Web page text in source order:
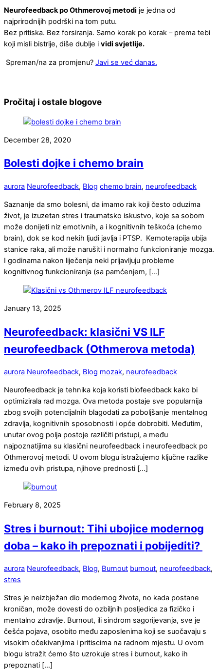
Neurofeedback po Othmerovoj metodi je jedna od
najprirodnijih podrški na tom putu.
Bez pritiska. Bez forsiranja. Samo korak po korak – prema tebi
koji misli bistrije, diše dublje i vidi svjetlije.
Spreman/na za promjenu? Javi se već danas.
Pročitaj i ostale blogove
December 28, 2020
Bolesti dojke i chemo brain
aurora Neurofeedback, Blog chemo brain, neurofeedback
Saznanje da smo bolesni, da imamo rak koji često oduzima
život, je izuzetan stres i traumatsko iskustvo, koje sa sobom
može donijeti niz emotivnih, a i kognitivnih teškoća (chemo
brain), dok se kod nekih ljudi javlja i PTSP. Kemoterapija ubija
stanice raka, ali može narušiti i normalno funkcioniranje mozga.
I godinama nakon liječenja neki prijavljuju probleme
kognitivnog funkcioniranja (sa pamćenjem, […]
January 13, 2025
Neurofeedback: klasični VS ILF
neurofeedback (Othmerova metoda)
aurora Neurofeedback, Blog mozak, neurofeedback
Neurofeedback je tehnika koja koristi biofeedback kako bi
optimizirala rad mozga. Ova metoda postaje sve popularnija
zbog svojih potencijalnih blagodati za poboljšanje mentalnog
zdravlja, kognitivnih sposobnosti i opće dobrobiti. Međutim,
unutar ovog polja postoje različiti pristupi, a među
najpoznatijima su klasični neurofeedback i neurofeedback po
Othmerovoj metodi. U ovom blogu istražujemo ključne razlike
između ovih pristupa, njihove prednosti […]
February 8, 2025
Stres i burnout: Tihi ubojice modernog
doba – kako ih prepoznati i pobijediti?
aurora Neurofeedback, Blog, Burnout burnout, neurofeedback,
stres
Stres je neizbježan dio modernog života, no kada postane
kroničan, može dovesti do ozbiljnih posljedica za fizičko i
mentalno zdravlje. Burnout, ili sindrom sagorijevanja, sve je
češća pojava, osobito među zaposlenima koji se suočavaju s
visokim očekivanjima i pritiscima na radnom mjestu. U ovom
blogu istražit ćemo što uzrokuje stres i burnout, kako ih
prepoznati […]